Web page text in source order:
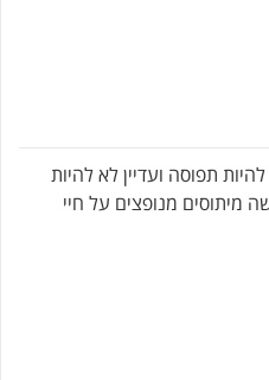
תפוסה ועדיין לא להיות
מיתוסים מנופצים על חיי